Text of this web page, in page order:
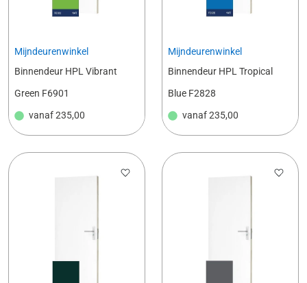
Mijndeurenwinkel
Binnendeur HPL Vibrant
Green F6901
vanaf235,00
Mijndeurenwinkel
Binnendeur HPL Tropical
Blue F2828
vanaf235,00